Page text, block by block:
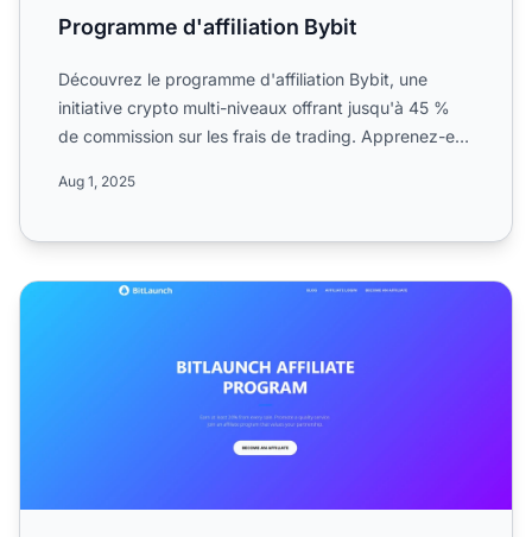
Programme d'affiliation Bybit
Découvrez le programme d'affiliation Bybit, une
initiative crypto multi-niveaux offrant jusqu'à 45 %
de commission sur les frais de trading. Apprenez-en
Aug 1, 2025
Programme d'affiliation BitLaunch